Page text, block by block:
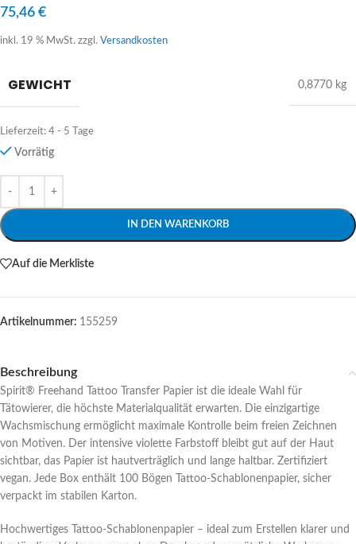
75,46 €
inkl. 19 % MwSt. zzgl. Versandkosten
GEWICHT 0,8770 kg
Lieferzeit: 4 - 5 Tage
Vorrätig
IN DEN WARENKORB
Alternative:
Auf die Merkliste
Artikelnummer: 155259
Beschreibung
Spirit® Freehand Tattoo Transfer Papier ist die ideale Wahl für
Tätowierer, die höchste Materialqualität erwarten. Die einzigartige
Wachsmischung ermöglicht maximale Kontrolle beim freien Zeichnen
von Motiven. Der intensive violette Farbstoff bleibt gut auf der Haut
sichtbar, das Papier ist hautverträglich und lange haltbar. Zertifiziert
vegan. Jede Box enthält 100 Bögen Tattoo-Schablonenpapier, sicher
verpackt im stabilen Karton.
Hochwertiges Tattoo-Schablonenpapier – ideal zum Erstellen klarer und